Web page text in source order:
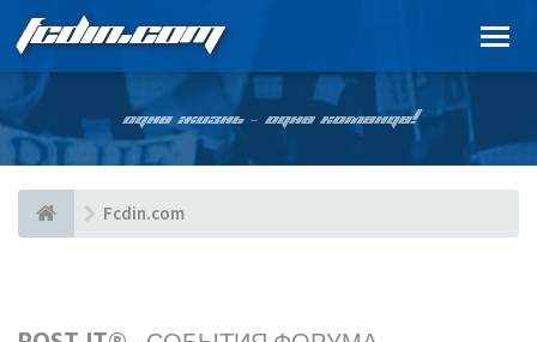
FCDIN.COM
ОДНА ЖИЗНЬ – ОДНА КОМАНДА!
Fcdin.com